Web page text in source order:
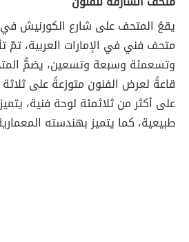
يقعُ المتحف على شارع الكورنيش في
متحف فني في الإمارات العربية،
وتسعمئة وسبعة وتسعين، يضمُّ
قاعةً لعرض الفنون متوزعةً على
على أكثر من ثلاثمئة لوحة فنية،
طبيعية، كما يتميز بهندسته